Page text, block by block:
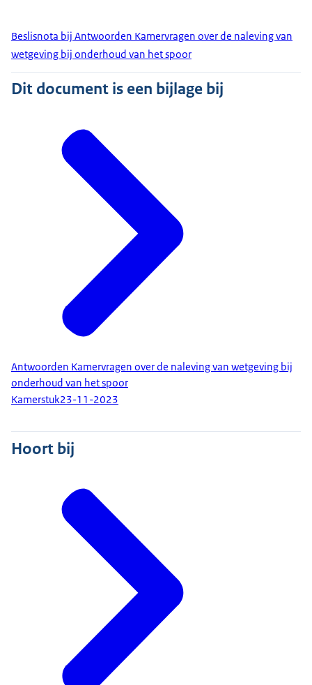
Beslisnota bij Antwoorden Kamervragen over de naleving van
wetgeving bij onderhoud van het spoor
Dit document is een bijlage bij
Antwoorden Kamervragen over de naleving van wetgeving bij
onderhoud van het spoor
Kamerstuk23-11-2023
Hoort bij